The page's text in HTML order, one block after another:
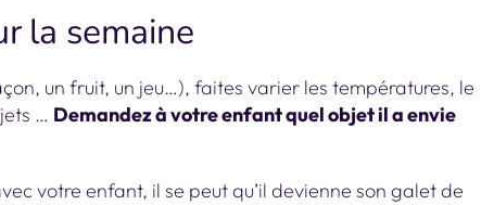
la semaine
un fruit, un jeu…), faites varier les températures, le
… Demandez à votre enfant quel objet il a envie
votre enfant, il se peut qu’il devienne son galet de